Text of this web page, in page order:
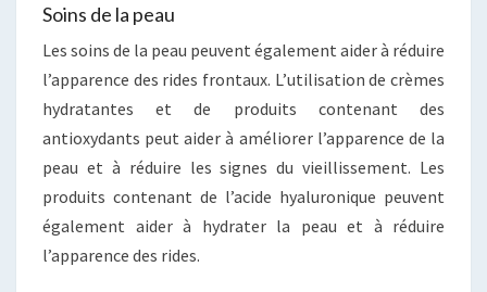
Soins de la peau
Les soins de la peau peuvent également aider à réduire
l’apparence des rides frontaux. L’utilisation de crèmes
hydratantes et de produits contenant des
antioxydants peut aider à améliorer l’apparence de la
peau et à réduire les signes du vieillissement. Les
produits contenant de l’acide hyaluronique peuvent
également aider à hydrater la peau et à réduire
l’apparence des rides.